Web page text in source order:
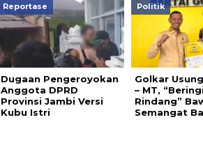
Reportase
Dugaan Pengeroyokan
Anggota DPRD
Provinsi Jambi Versi
Kubu Istri
Politik
Golkar
– MT,
Rindang”
Semangat